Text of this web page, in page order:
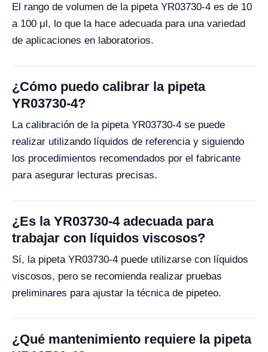
El rango de volumen de la pipeta YR03730-4 es de 10
a 100 μl, lo que la hace adecuada para una variedad
de aplicaciones en laboratorios.
¿Cómo puedo calibrar la pipeta
YR03730-4?
La calibración de la pipeta YR03730-4 se puede
realizar utilizando líquidos de referencia y siguiendo
los procedimientos recomendados por el fabricante
para asegurar lecturas precisas.
¿Es la YR03730-4 adecuada para
trabajar con líquidos viscosos?
Sí, la pipeta YR03730-4 puede utilizarse con líquidos
viscosos, pero se recomienda realizar pruebas
preliminares para ajustar la técnica de pipeteo.
¿Qué mantenimiento requiere la pipeta